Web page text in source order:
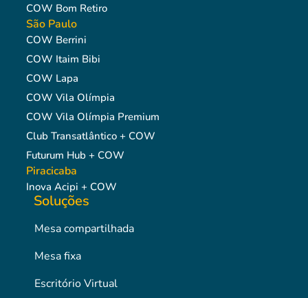
COW Bom Retiro
São Paulo
COW Berrini
COW Itaim Bibi
COW Lapa
COW Vila Olímpia
COW Vila Olímpia Premium
Club Transatlântico + COW
Futurum Hub + COW
Piracicaba
Inova Acipi + COW
Soluções
Mesa compartilhada
Mesa fixa
Escritório Virtual